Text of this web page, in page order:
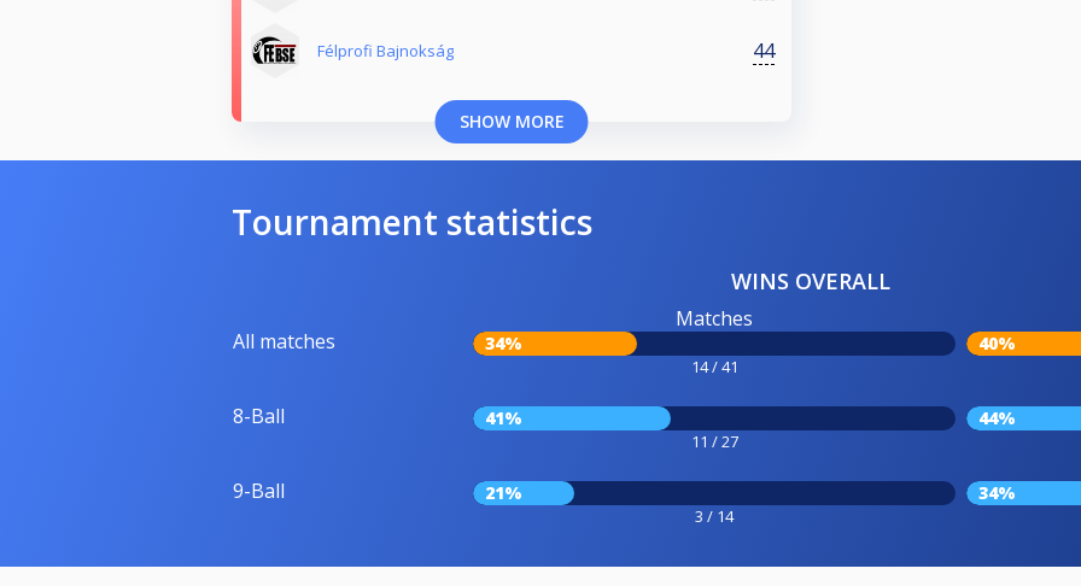
Félprofi Bajnokság 44
SHOW MORE
Tournament statistics
WINS OVERALL
All matches
Matches
34%
14 / 41
40%
8-Ball 41%
11 / 27
44%
9-Ball 21%
3 / 14
34%